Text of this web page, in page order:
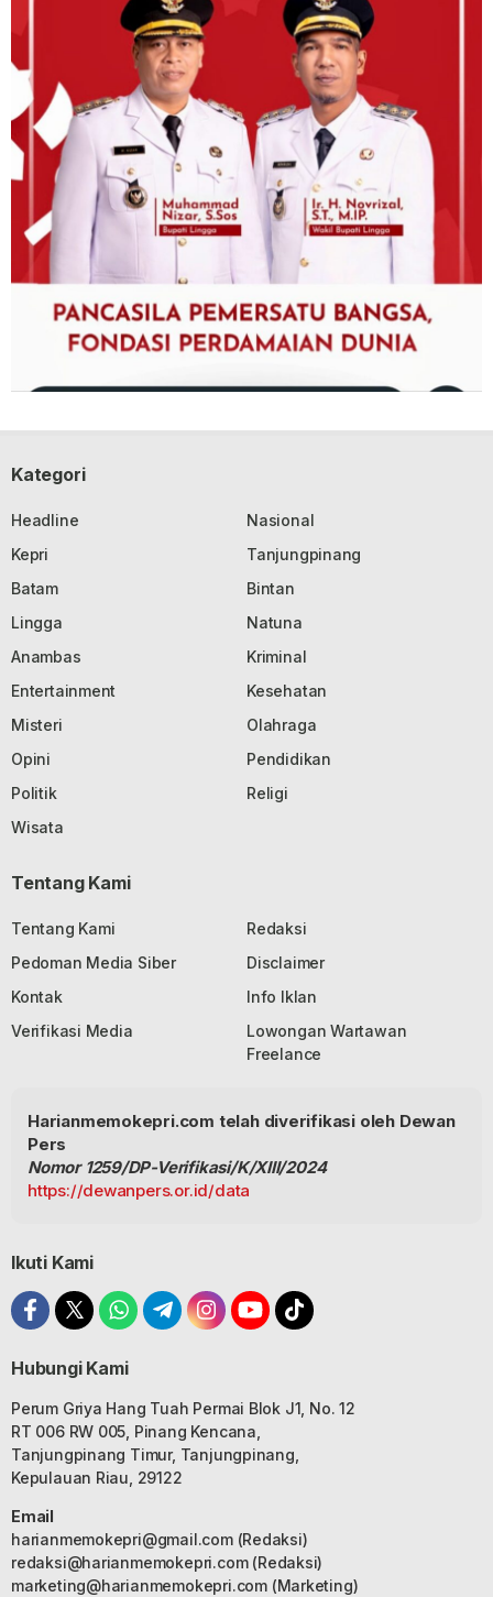
Kategori
Headline
Nasional
Kepri
Tanjungpinang
Batam
Bintan
Lingga
Natuna
Anambas
Kriminal
Entertainment
Kesehatan
Misteri
Olahraga
Opini
Pendidikan
Politik
Religi
Wisata
Tentang Kami
Tentang Kami
Redaksi
Pedoman Media Siber
Disclaimer
Kontak
Info Iklan
Verifikasi Media
Lowongan Wartawan
Freelance
Harianmemokepri.com telah diverifikasi oleh Dewan
Pers
Nomor 1259/DP-Verifikasi/K/XIII/2024
https://dewanpers.or.id/data
Ikuti Kami
Hubungi Kami
Perum Griya Hang Tuah Permai Blok J1, No. 12
RT 006 RW 005, Pinang Kencana,
Tanjungpinang Timur, Tanjungpinang,
Kepulauan Riau, 29122
Email
harianmemokepri@gmail.com(Redaksi)
redaksi@harianmemokepri.com(Redaksi)
marketing@harianmemokepri.com(Marketing)